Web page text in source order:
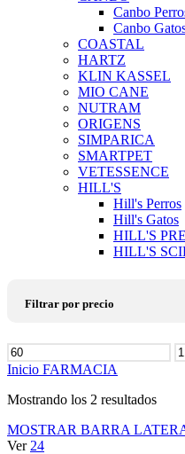
Canbo
Canbo
COASTAL
HARTZ
KLIN KASSEL
MIO CANE
NUTRAM
ORIGENS
SIMPARICA
SMARTPET
VETESSENCE
HILL'S
Hill's Perros
Hill's Gatos
HILL'S
HILL'S
Filtrar por precio
Precio
mínimo
Precio
Inicio FARMACIA
Mostrando los 2 resultados
MOSTRAR BARRA
Ver 24